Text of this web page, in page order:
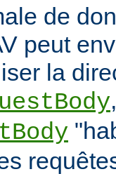
de
peut
la